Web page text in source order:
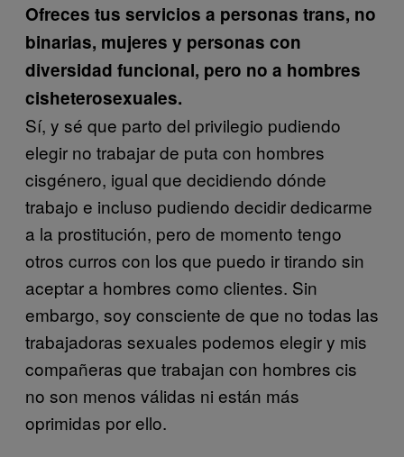
Ofreces tus servicios a personas trans, no
binarias, mujeres y personas con
diversidad funcional, pero no a hombres
cisheterosexuales.
Sí, y sé que parto del privilegio pudiendo
elegir no trabajar de puta con hombres
cisgénero, igual que decidiendo dónde
trabajo e incluso pudiendo decidir dedicarme
a la prostitución, pero de momento tengo
otros curros con los que puedo ir tirando sin
aceptar a hombres como clientes. Sin
embargo, soy consciente de que no todas las
trabajadoras sexuales podemos elegir y mis
compañeras que trabajan con hombres cis
no son menos válidas ni están más
oprimidas por ello.